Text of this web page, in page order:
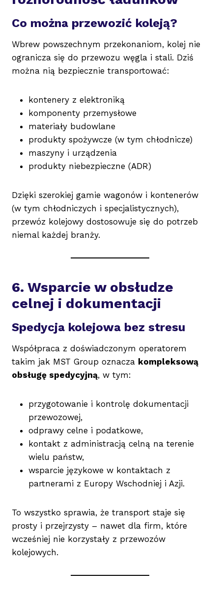
Co można przewozić koleją?
Wbrew powszechnym przekonaniom, kolej nie
ogranicza się do przewozu węgla i stali. Dziś
można nią bezpiecznie transportować:
kontenery z elektroniką
komponenty przemysłowe
materiały budowlane
produkty spożywcze (w tym chłodnicze)
maszyny i urządzenia
produkty niebezpieczne (ADR)
Dzięki szerokiej gamie wagonów i kontenerów
(w tym chłodniczych i specjalistycznych),
przewóz kolejowy dostosowuje się do potrzeb
niemal każdej branży.
6. Wsparcie w obsłudze
celnej i dokumentacji
Spedycja kolejowa bez stresu
Współpraca z doświadczonym operatorem
takim jak MST Group oznacza kompleksową
obsługę spedycyjną, w tym:
przygotowanie i kontrolę dokumentacji
przewozowej,
odprawy celne i podatkowe,
kontakt z administracją celną na terenie
wielu państw,
wsparcie językowe w kontaktach z
partnerami z Europy Wschodniej i Azji.
To wszystko sprawia, że transport staje się
prosty i przejrzysty – nawet dla firm, które
wcześniej nie korzystały z przewozów
kolejowych.